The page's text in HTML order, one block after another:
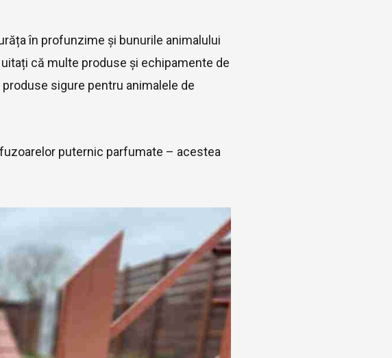
în profunzime și bunurile animalului
că multe produse și echipamente de
sigure pentru animalele de
puternic parfumate – acestea